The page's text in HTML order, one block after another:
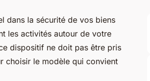
dans la sécurité de vos biens
les activités autour de votre
dispositif ne doit pas être pris
choisir le modèle qui convient